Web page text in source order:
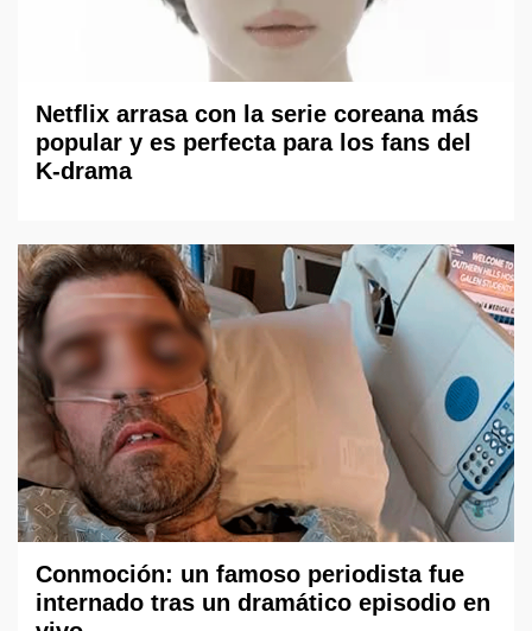
Netflix arrasa con la serie coreana más
popular y es perfecta para los fans del
K-drama
Conmoción: un famoso periodista fue
internado tras un dramático episodio en